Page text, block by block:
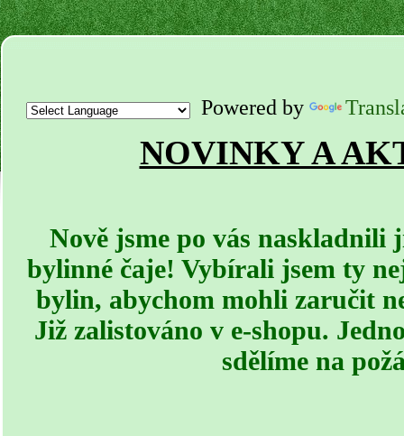
Powered by
NOVINKY A
Nově jsme po vás naskladnili
bylinné čaje! Vybírali jsem ty
bylin, abychom mohli zaručit
Již zalistováno v e-shopu.
sdělíme na